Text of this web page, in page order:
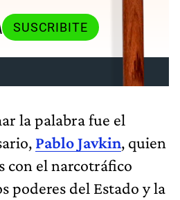
SUSCRIBITE
la palabra fue el
Pablo Javkin, quien
con el narcotráfico
poderes del Estado y la